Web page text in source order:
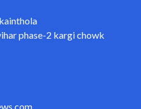
phase-2 kargi chowk